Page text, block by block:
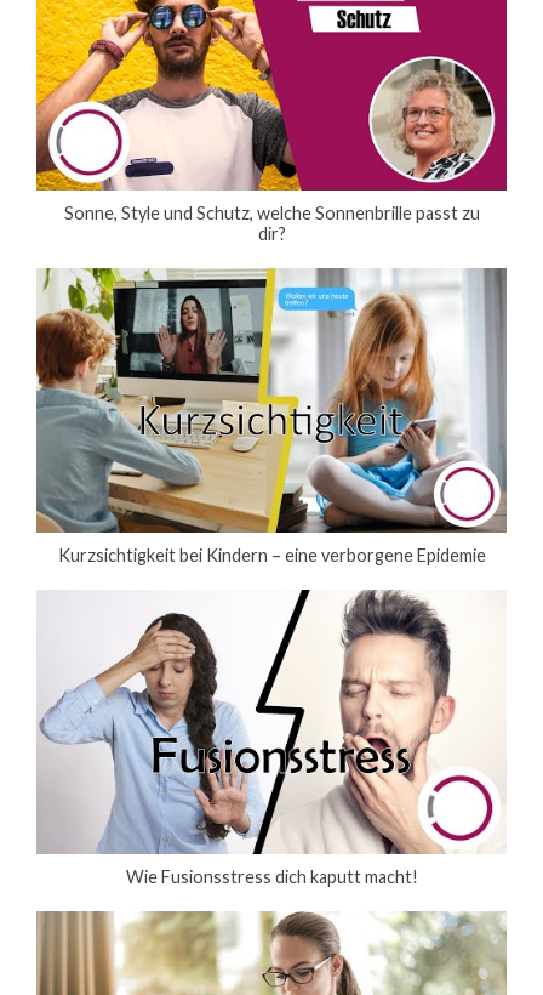
Sonne, Style und Schutz, welche Sonnenbrille passt zu
dir?
Kurzsichtigkeit bei Kindern – eine verborgene Epidemie
Wie Fusionsstress dich kaputt macht!